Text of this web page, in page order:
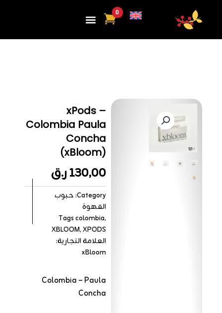
xPods –
Colombia Paula
Concha
(xBloom)
130,00ر.ق
Category: حبوب
القهوة
Tagscolombia
XBLOOM,XPODS
العلامة التجارية:
xBloom
Colombia – Paula
Concha